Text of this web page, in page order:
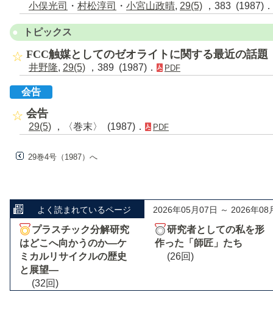
小俣光司 ・ 村松淳司 ・ 小宮山政晴, 29(5) ，383 (1987)．
トピックス
FCC触媒としてのゼオライトに関する最近の話題
井野隆, 29(5) ，389 (1987)． PDF
会告
会告
29(5) ，〈巻末〉 (1987)． PDF
29巻4号（1987）へ
よく読まれているページ 2026年05月07日 ～ 2026年08
プラスチック分解研究
はどこへ向かうのか―ケ
ミカルリサイクルの歴史
と展望―
(32回)
研究者としての私を形
作った「師匠」たち
(26回)